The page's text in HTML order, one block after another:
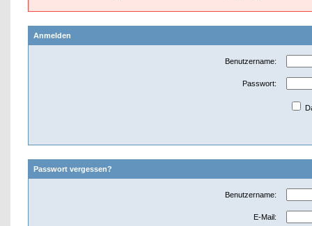
Anmelden
Benutzername:
Passwort:
Passwort vergessen?
Benutzername:
E-Mail: